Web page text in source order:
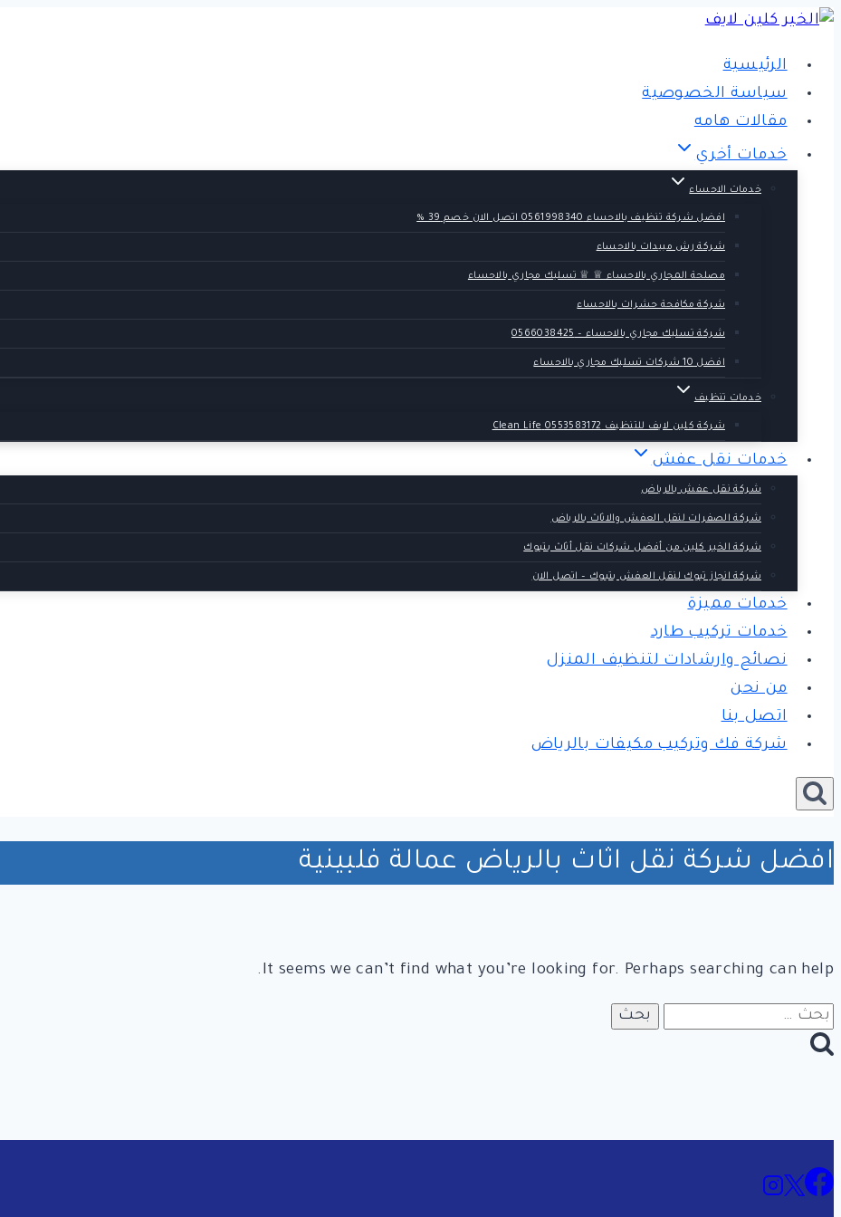
التجاوز
المحتوى
الرئيسية
سياسة الخصوصية
مقالات هامه
خدمات أخري
خدمات الاحساء
افضل شركة تنظيف بالاحساء 0561998340 اتصل الان خصم 39 %
شركة رش مبيدات بالاحساء
مصلحة المجاري بالاحساء ♕ ♕ تسليك مجاري بالاحساء
شركة مكافحة حشرات بالاحساء
شركة تسليك مجاري بالاحساء – 0566038425
افضل 10 شركات تسليك مجاري بالاحساء
خدمات تنظيف
شركة كلين لايف للتنظيف 0553583172 Clean Life
خدمات نقل عفش
شركة نقل عفش بالرياض
شركة الصفرات لنقل العفش والاثاث بالرياض
شركة الخير كلين من أفضل شركات نقل أثاث بتبوك
شركة انجاز تبوك لنقل العفش بتبوك – اتصل الان
خدمات مميزة
خدمات تركيب طارد
نصائح وارشادات لتنظيف المنزل
من نحن
اتصل بنا
شركة فك وتركيب مكيفات بالرياض
افضل شركة نقل اثاث بالرياض عمالة فلبينية
It seems we can’t find what you’re looking for. Perhaps searching can help.
البحث
عن: